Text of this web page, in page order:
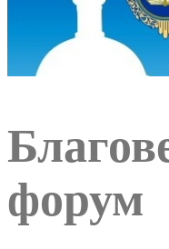
форум